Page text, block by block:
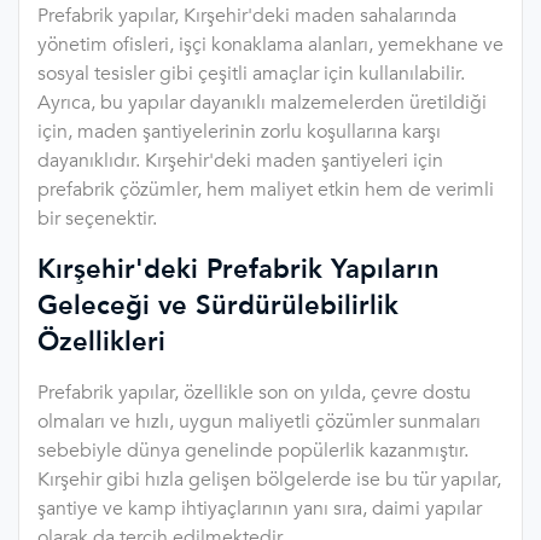
Prefabrik yapılar, Kırşehir'deki maden sahalarında
yönetim ofisleri, işçi konaklama alanları, yemekhane ve
sosyal tesisler gibi çeşitli amaçlar için kullanılabilir.
Ayrıca, bu yapılar dayanıklı malzemelerden üretildiği
için, maden şantiyelerinin zorlu koşullarına karşı
dayanıklıdır. Kırşehir'deki maden şantiyeleri için
prefabrik çözümler, hem maliyet etkin hem de verimli
bir seçenektir.
Kırşehir'deki Prefabrik Yapıların
Geleceği ve Sürdürülebilirlik
Özellikleri
Prefabrik yapılar, özellikle son on yılda, çevre dostu
olmaları ve hızlı, uygun maliyetli çözümler sunmaları
sebebiyle dünya genelinde popülerlik kazanmıştır.
Kırşehir gibi hızla gelişen bölgelerde ise bu tür yapılar,
şantiye ve kamp ihtiyaçlarının yanı sıra, daimi yapılar